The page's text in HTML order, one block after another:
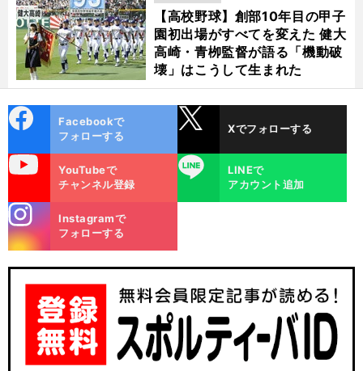
パ・打」？
【高校野球】創部10年目の甲子
園初出場がすべてを変えた 健大
高崎・青栁監督が語る「機動破
壊」はこうして生まれた
ok
Facebookで
フォローする
Xでフォローする
YouTubeで
チャンネル登録
LINE
LINEで
アカウント追加
m
Instagramで
フォローする